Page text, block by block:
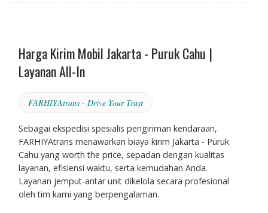
Harga Kirim Mobil Jakarta - Puruk Cahu |
Layanan All-In
FARHIYAtrans - Drive Your Trust
Sebagai ekspedisi spesialis pengiriman kendaraan,
FARHIYAtrans menawarkan biaya kirim Jakarta - Puruk
Cahu yangworth the price, sepadan dengan kualitas
layanan, efisiensi waktu, serta kemudahan Anda.
Layanan jemput-antar unit dikelola secara profesional
oleh tim kami yang berpengalaman.